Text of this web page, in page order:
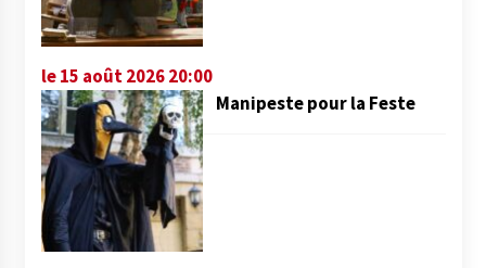
le 15 août 2026 20:00
Manipeste pour la Feste